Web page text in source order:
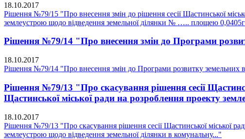
18.10.2017
Рішення №79/15 "Про внесення змін до рішення сесії Щастинської
землеустрою щодо відведення земельної ділянки № ….. площею
Рішення №79/14 "Про внесення змін до Програми
18.10.2017
Рішення №79/14 "Про внесення змін до Програми розвитку земельних
Рішення №79/13 "Про скасування рішення сесії
Щастинської міської ради на розроблення проекту
18.10.2017
Рішення №79/13 "Про скасування рішення сесії Щастинської міської
землеустрою щодо відведення земельної ділянки в комунальну..."